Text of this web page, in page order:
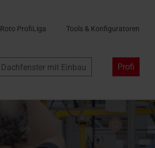
Roto ProfiLiga Tools & Konfiguratoren
Dachfenster mit Einbau Profi